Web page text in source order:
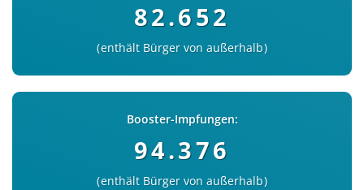
82.652
enthält Bürger von außerhalb
Booster-Impfungen:
94.376
enthält Bürger von außerhalb